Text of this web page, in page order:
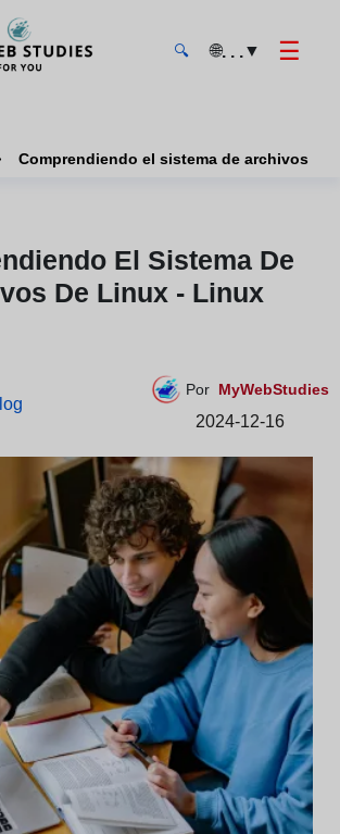
🔍 🌐. . .▼ ☰
Comprendiendo el sistema de archivos de
El Sistema De
De Linux - Linux
Por MyWebStudies
2024-12-16